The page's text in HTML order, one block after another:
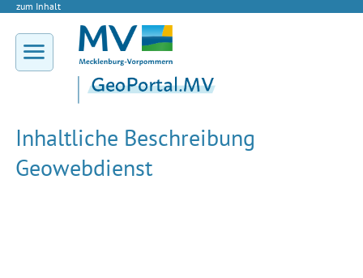
zum Inhalt
Inhaltliche Beschreibung
Geowebdienst